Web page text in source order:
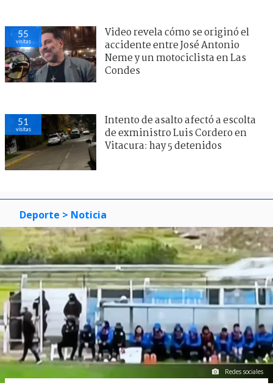
55
visitas
Video revela cómo se originó el
accidente entre José Antonio
Neme y un motociclista en Las
Condes
51
visitas
Intento de asalto afectó a escolta
de exministro Luis Cordero en
Vitacura: hay 5 detenidos
Deporte > Noticia
Redes sociales